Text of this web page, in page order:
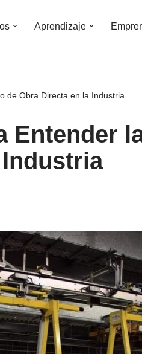
Aprendizaje
de Obra Directa en la Industria
Entender